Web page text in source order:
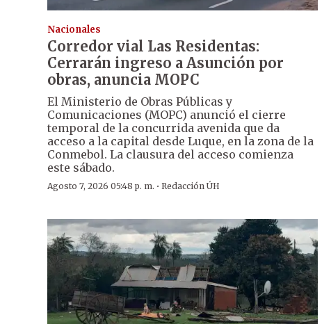
Nacionales
Corredor vial Las Residentas:
Cerrarán ingreso a Asunción por
obras, anuncia MOPC
El Ministerio de Obras Públicas y
Comunicaciones (MOPC) anunció el cierre
temporal de la concurrida avenida que da
acceso a la capital desde Luque, en la zona de la
Conmebol. La clausura del acceso comienza
este sábado.
Agosto 7, 2026 05:48 p. m. · Redacción ÚH